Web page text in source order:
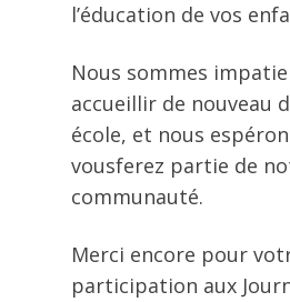
l’éducation de vos
Nous sommes
accueillir de nouveau
école, et nous
vousferez partie de
communauté.
Merci encore pour
participation aux